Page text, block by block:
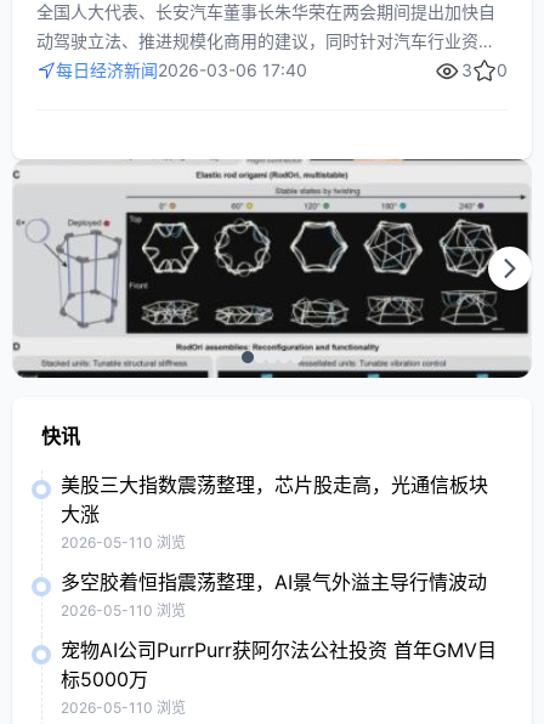
全国人大代表、长安汽车董事长朱华荣在两会期间提出加快自
动驾驶立法、推进规模化商用的建议，同时针对汽车行业资源
碎片化、品牌冗余等问题提出整合优化方案。他还建议完善汽
每日经济新闻2026-03-06 17:40 3 0
快讯
美股三大指数震荡整理，芯片股走高，光通信板块
大涨
2026-05-110 浏览
多空胶着恒指震荡整理，AI景气外溢主导行情波动
2026-05-110 浏览
宠物AI公司PurrPurr获阿尔法公社投资 首年GMV目
标5000万
2026-05-110 浏览